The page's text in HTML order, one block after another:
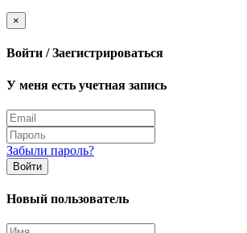
×
Войти / Заегистрироваться
У меня есть учетная запись
Забыли пароль?
Войти
Новый пользователь